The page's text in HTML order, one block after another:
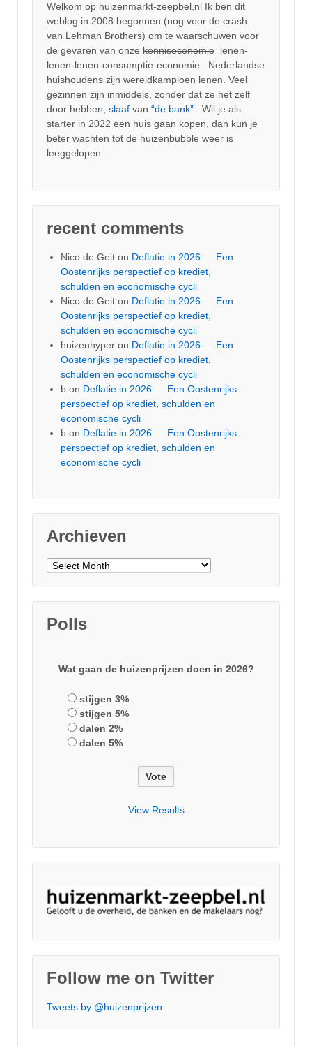
Welkom op huizenmarkt-zeepbel.nl Ik ben dit
weblog in 2008 begonnen (nog voor de crash
van Lehman Brothers) om te waarschuwen voor
de gevaren van onze kenniseconomie lenen-
lenen-lenen-consumptie-economie. Nederlandse
huishoudens zijn wereldkampioen lenen. Veel
gezinnen zijn inmiddels, zonder dat ze het zelf
door hebben, slaaf van “de bank”. Wil je als
starter in 2022 een huis gaan kopen, dan kun je
beter wachten tot de huizenbubble weer is
leeggelopen.
recent comments
Nico de Geit on Deflatie in 2026 — Een
Oostenrijks perspectief op krediet,
schulden en economische cycli
Nico de Geit on Deflatie in 2026 — Een
Oostenrijks perspectief op krediet,
schulden en economische cycli
huizenhyper on Deflatie in 2026 — Een
Oostenrijks perspectief op krediet,
schulden en economische cycli
b on Deflatie in 2026 — Een Oostenrijks
perspectief op krediet, schulden en
economische cycli
b on Deflatie in 2026 — Een Oostenrijks
perspectief op krediet, schulden en
economische cycli
Archieven
Archieven
Polls
Wat gaan de huizenprijzen doen in 2026?
stijgen 3%
stijgen 5%
dalen 2%
dalen 5%
View Results
Follow me on Twitter
Tweets by @huizenprijzen